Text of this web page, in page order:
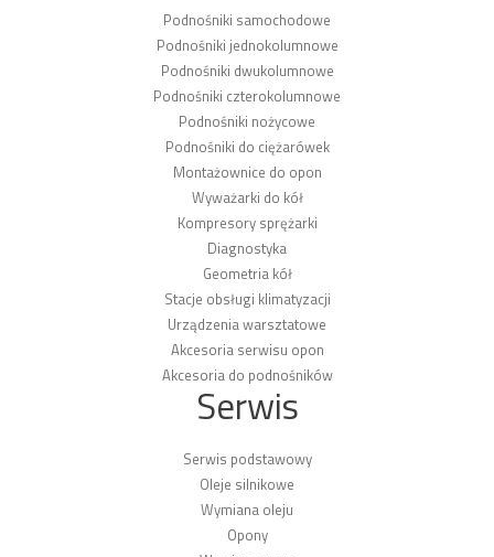
Podnośniki samochodowe
Podnośniki jednokolumnowe
Podnośniki dwukolumnowe
Podnośniki czterokolumnowe
Podnośniki nożycowe
Podnośniki do ciężarówek
Montażownice do opon
Wyważarki do kół
Kompresory sprężarki
Diagnostyka
Geometria kół
Stacje obsługi klimatyzacji
Urządzenia warsztatowe
Akcesoria serwisu opon
Akcesoria do podnośników
Serwis
Serwis podstawowy
Oleje silnikowe
Wymiana oleju
Opony